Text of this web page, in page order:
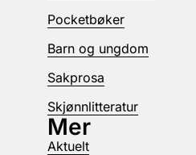
Pocketbøker
Barn og ungdom
Sakprosa
Skjønnlitteratur
Mer
Aktuelt